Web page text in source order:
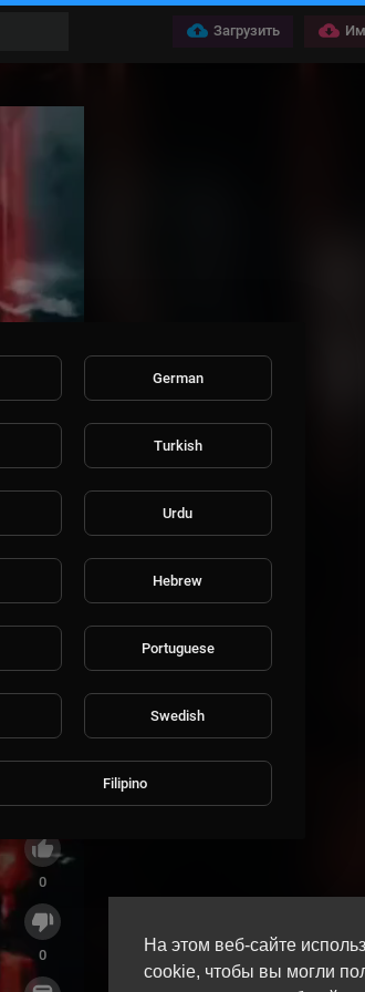
На этом веб-сайте
cookie, чтобы вы могли
Загрузить
0
0
German
Turkish
Urdu
Hebrew
Portuguese
Swedish
Filipino